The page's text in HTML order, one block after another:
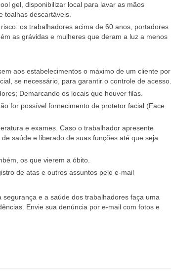
gel, disponibilizar local para lavar as mãos
toalhas descartáveis.
os trabalhadores acima de 60 anos, portadores
as grávidas e mulheres que deram a luz a menos
aos estabelecimentos o máximo de um cliente por
se necessário, para garantir o controle de acesso.
Demarcando os locais que houver filas.
for possível fornecimento de protetor facial (Face
e exames. Caso o trabalhador apresente
saúde e liberado de suas funções até que seja
os que vierem a óbito.
de atas e outros assuntos pelo e-mail
e a saúde dos trabalhadores faça uma
Envie sua denúncia por e-mail com fotos e